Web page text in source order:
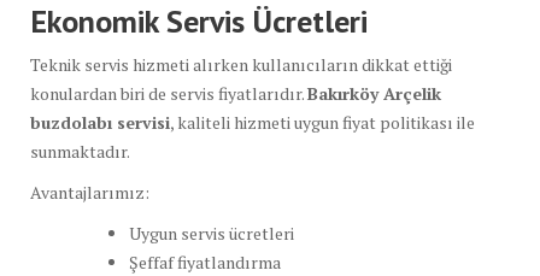
Ekonomik Servis Ücretleri
Teknik servis hizmeti alırken kullanıcıların dikkat ettiği
konulardan biri de servis fiyatlarıdır.Bakırköy Arçelik
buzdolabı servisi, kaliteli hizmeti uygun fiyat politikası ile
sunmaktadır.
Avantajlarımız:
Uygun servis ücretleri
Şeffaf fiyatlandırma